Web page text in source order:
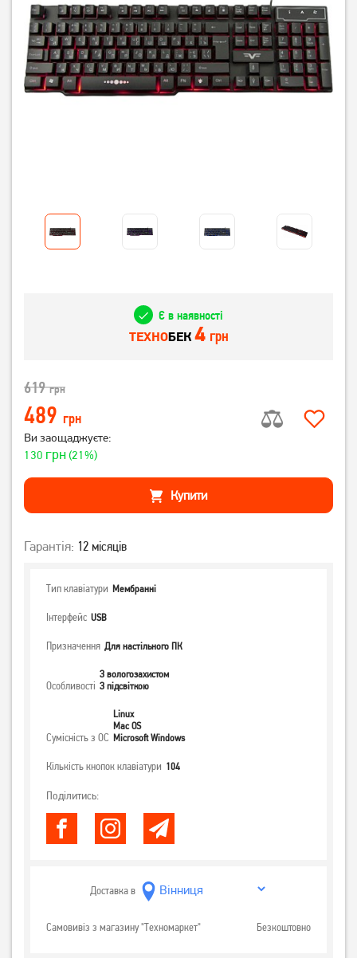
Є в наявності
ТЕХНОБЕК 4 грн
619грн
489 грн
Ви заощаджуєте:
130 грн(21%)
Купити
Гарантія: 12 місяців
Тип клавіатури Мембранні
Інтерфейс USB
Призначення Для настільного ПК
Особливості
З вологозахистом
З підсвіткою
Сумісність з ОС
Linux
Mac OS
Microsoft Windows
Кількість кнопок клавіатури 104
Поділитись:
Доставка в
Самовивіз з магазину "Техномаркет" Безкоштовно